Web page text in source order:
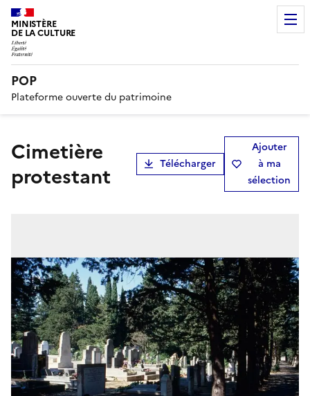
MINISTÈRE
DE LA CULTURE
POP
Plateforme ouverte du patrimoine
cimetière
protestant
Télécharger
Ajouter
à ma
sélection